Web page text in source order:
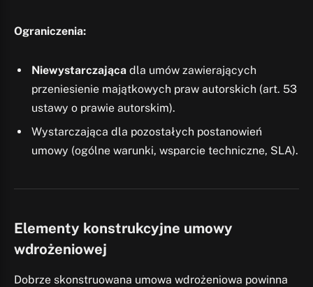
Ograniczenia:
Niewystarczająca dla umów zawierających
przeniesienie majątkowych praw autorskich (art. 53
ustawy o prawie autorskim).
Wystarczająca dla pozostałych postanowień
umowy (ogólne warunki, wsparcie techniczne, SLA).
Elementy konstrukcyjne umowy
wdrożeniowej
Dobrze skonstruowana umowa wdrożeniowa powinna